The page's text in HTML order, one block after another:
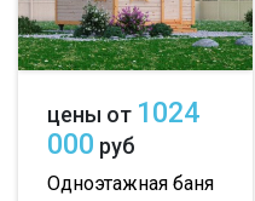
цены от 1024
000 руб
Одноэтажная баня